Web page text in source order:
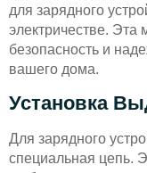
для зарядного
электричестве.
безопасность и
вашего дома.
Установка
Для зарядного
специальная цепь.